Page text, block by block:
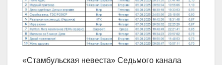
«Стамбульская невеста» Седьмого канала